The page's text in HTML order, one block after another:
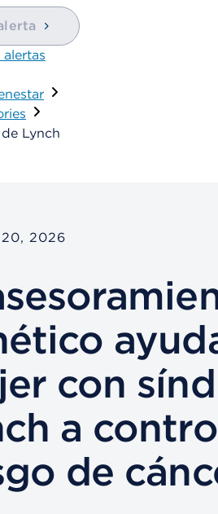
Lynch
2026
con
a
de